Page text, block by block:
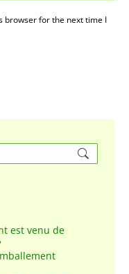
browser for the next time I
est venu de